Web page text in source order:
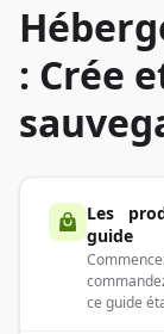
: Crée
Les
guide
ce guide